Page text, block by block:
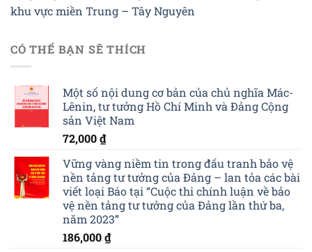
khu vực miền Trung – Tây Nguyên
CÓ THỂ BẠN SẼ THÍCH
Một số nội dung cơ bản của chủ nghĩa Mác-
Lênin, tư tưởng Hồ Chí Minh và Đảng Cộng
sản Việt Nam
72,000₫
Vững vàng niềm tin trong đấu tranh bảo vệ
nền tảng tư tưởng của Đảng – lan tỏa các bài
viết loại Báo tại “Cuộc thi chính luận về bảo
vệ nền tảng tư tưởng của Đảng lần thứ ba,
năm 2023”
186,000₫